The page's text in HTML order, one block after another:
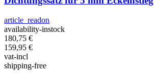
article_readon
availability-instock
180,75 €
159,95 €
vat-incl
shipping-free